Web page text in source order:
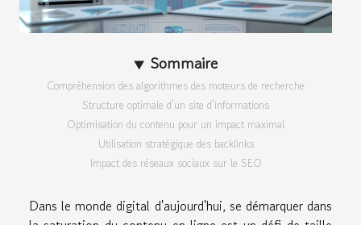
Sommaire
Compréhension des algorithmes des moteurs de recherche
Structure optimale d'un site d'informations
Optimisation du contenu pour un impact maximal
Utilisation stratégique des backlinks
Impact des réseaux sociaux sur le SEO
Dans le monde digital d'aujourd'hui, se démarquer dans